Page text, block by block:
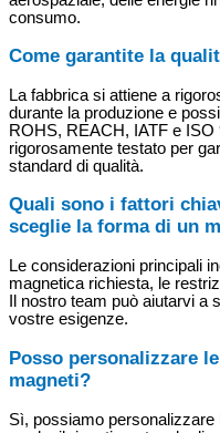
consumo.
Come garantite la
La fabbrica si attiene a
durante la produzione e
ROHS, REACH, IATF e
rigorosamente testato per
standard di qualità.
Quali sono i fattori
sceglie la forma di un
Le considerazioni principali
magnetica richiesta, le
Il nostro team può aiutarvi a
vostre esigenze.
Posso personalizzare
magneti?
Sì, possiamo